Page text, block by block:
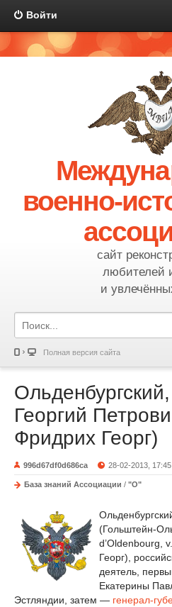
Войти
военно-
сайт
любителей
и
Полная версия сайта
Георгий
Фридрих Георг)
996d67df0d686ca 28-02-2013, 17:45
База знаний Ассоциации / "О"
(Гольштейн-
d’Oldenbourg,
Георг),
деятель,
Екатерины
Эстляндии, затем — генерал-